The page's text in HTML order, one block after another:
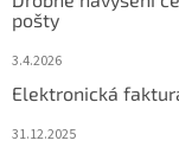
pošty
3.4.2026
Elektronická
31.12.2025